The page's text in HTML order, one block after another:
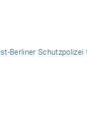
Berliner